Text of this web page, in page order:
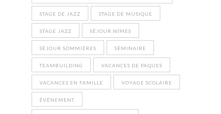
STAGE DE JAZZ STAGE DE MUSIQUE
STAGE JAZZ SÉJOUR NÎMES
SÉJOUR SOMMIÈRES SÉMINAIRE
TEAMBUILDING VACANCES DE PAQUES
VACANCES EN FAMILLE VOYAGE SCOLAIRE
ÉVÉNEMENT